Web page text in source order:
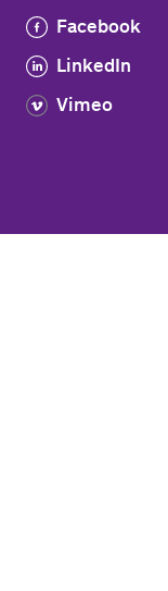
Facebook
LinkedIn
Vimeo